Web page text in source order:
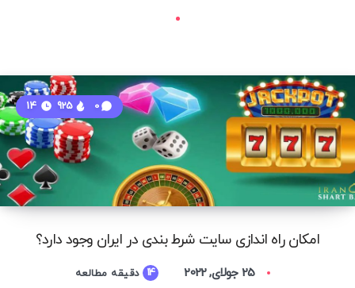
امکان راه اندازی سایت شرط بندی در ایران وجود دارد؟
0
925
25 جولای, 2022 14 دقیقه مطالعه